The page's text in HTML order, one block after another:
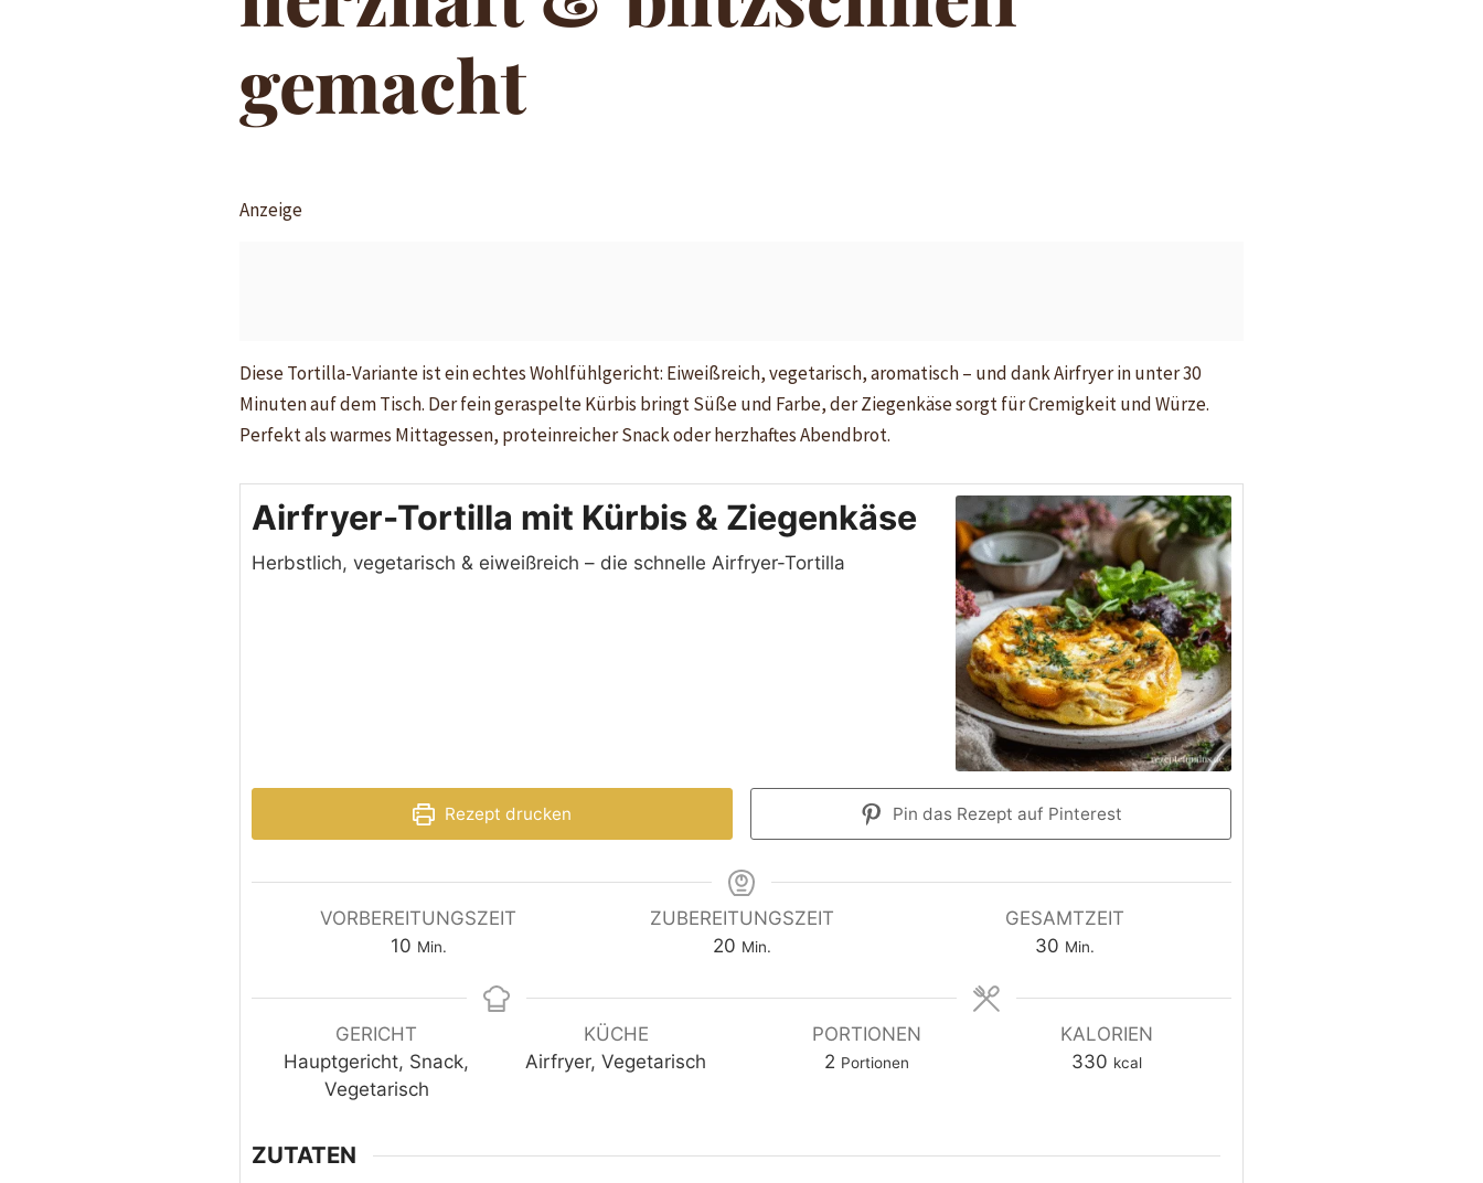
gemacht
Anzeige
Diese Tortilla-Variante ist ein echtes Wohlfühlgericht: Eiweißreich, vegetarisch, aromatisch – und dank Airfryer in unter 30
Minuten auf dem Tisch. Der fein geraspelte Kürbis bringt Süße und Farbe, der Ziegenkäse sorgt für Cremigkeit und Würze.
Perfekt als warmes Mittagessen, proteinreicher Snack oder herzhaftes Abendbrot.
Airfryer-Tortilla mit Kürbis & Ziegenkäse
Herbstlich, vegetarisch & eiweißreich – die schnelle Airfryer-Tortilla
Rezept drucken Pin das Rezept auf Pinterest
VORBEREITUNGSZEIT
10 Min.
ZUBEREITUNGSZEIT
20 Min.
GESAMTZEIT
30 Min.
GERICHT
Hauptgericht, Snack,
Vegetarisch
KÜCHE
Airfryer, Vegetarisch
PORTIONEN
2 Portionen
KALORIEN
330 kcal
ZUTATEN